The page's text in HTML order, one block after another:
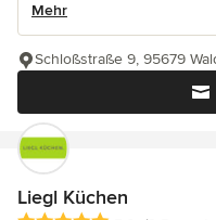
Mehr
Schloßstraße 9, 95679
Liegl Küchen